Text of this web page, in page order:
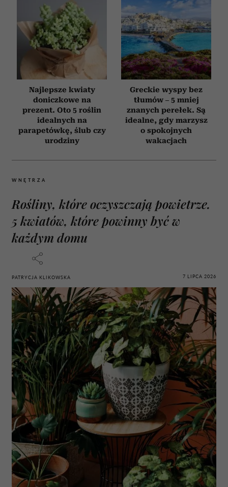
Najlepsze kwiaty
doniczkowe na
prezent. Oto 5 roślin
idealnych na
parapetówkę, ślub czy
urodziny
Greckie wyspy bez
tłumów – 5 mniej
znanych perełek. Są
idealne, gdy marzysz
o spokojnych
wakacjach
WNĘTRZA
Rośliny, które oczyszczają powietrze.
5 kwiatów, które powinny być w
każdym domu
PATRYCJA KLIKOWSKA 7 LIPCA 2026